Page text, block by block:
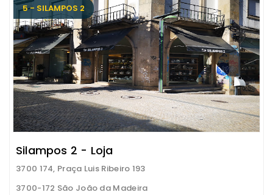
5 - SILAMPOS 2
Silampos 2 - Loja
3700 174, Praça Luis Ribeiro 193
3700-172 São João da Madeira